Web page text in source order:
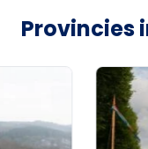
Provincies